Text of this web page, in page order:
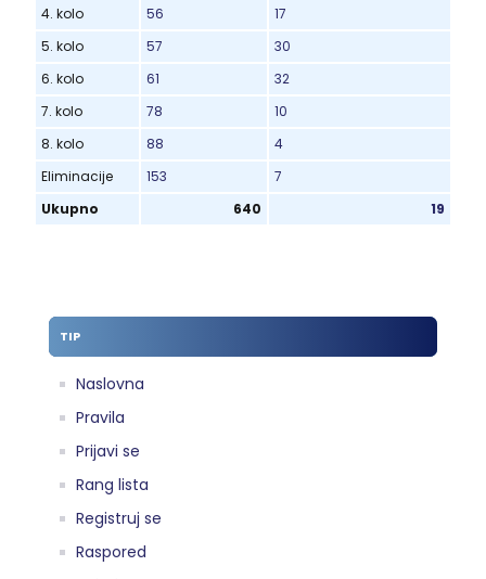
4. kolo
56
17
5. kolo
57
30
6. kolo
61
32
7. kolo
78
10
8. kolo
88
4
Eliminacije
153
7
Ukupno
640 19
TIP
Naslovna
Pravila
Prijavi se
Rang lista
Registruj se
Raspored